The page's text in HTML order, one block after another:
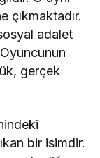
çıkmaktadır.
adalet
gerçek
bir isimdir.